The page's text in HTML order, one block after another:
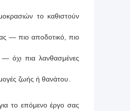
το καθιστούν
— πιο αποδοτικό, πιο
— όχι πια λανθασμένες
ζωής ή θανάτου.
το επόμενο έργο σας